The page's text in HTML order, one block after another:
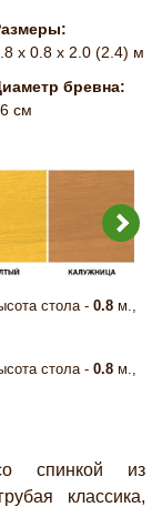
х 0.8 х 2.0 (2.4) м
бревна:
см
стола - 0.8м.,
стола - 0.8м.,
спинкой из
классика,